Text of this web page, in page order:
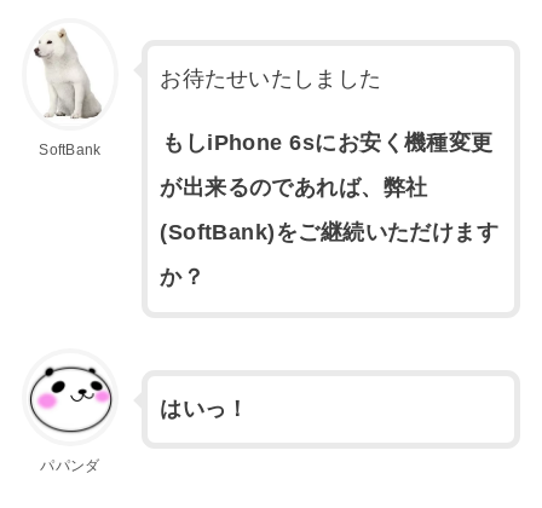
SoftBank
お待たせいたしました
もしiPhone 6sにお安く機種変更
が出来るのであれば、弊社
(SoftBank)をご継続いただけます
か？
パパンダ
はいっ！